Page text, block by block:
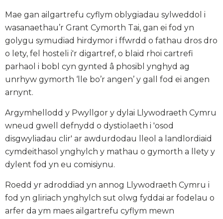
Mae gan ailgartrefu cyflym oblygiadau sylweddol i
wasanaethau’r Grant Cymorth Tai, gan ei fod yn
golygu symudiad hirdymor i ffwrdd o fathau dros dro
o lety, fel hosteli i'r digartref, o blaid rhoi cartrefi
parhaol i bobl cyn gynted â phosibl ynghyd ag
unrhyw gymorth ‘lle bo’r angen’ y gall fod ei angen
arnynt.
Argymhellodd y Pwyllgor y dylai Llywodraeth Cymru
wneud gwell defnydd o dystiolaeth i 'osod
disgwyliadau clir' ar awdurdodau lleol a landlordiaid
cymdeithasol ynghylch y mathau o gymorth a llety y
dylent fod yn eu comisiynu.
Roedd yr adroddiad yn annog Llywodraeth Cymru i
fod yn gliriach ynghylch sut olwg fyddai ar fodelau o
arfer da ym maes ailgartrefu cyflym mewn